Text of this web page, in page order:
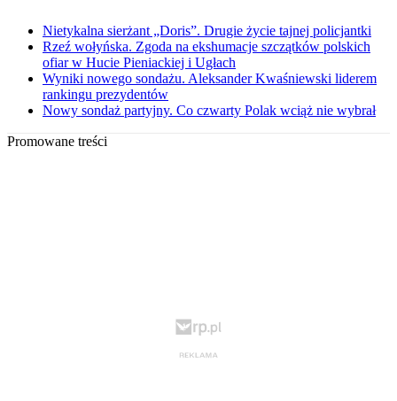
Nietykalna sierżant „Doris”. Drugie życie tajnej policjantki
Rzeź wołyńska. Zgoda na ekshumacje szczątków polskich
ofiar w Hucie Pieniackiej i Ugłach
Wyniki nowego sondażu. Aleksander Kwaśniewski liderem
rankingu prezydentów
Nowy sondaż partyjny. Co czwarty Polak wciąż nie wybrał
Promowane treści